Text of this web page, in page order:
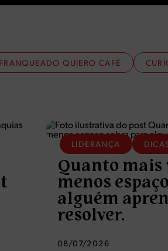
FRANQUEADO QUIERO CAFÉ
LIDERANÇA
Quanto mais
menos
alguém
resolver.
08/07/2026